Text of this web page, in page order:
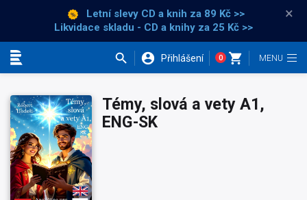
Letní slevy CD a knih za 89 Kč >>
Likvidace skladu - CD a knihy za 25 Kč >>
×
Přihlášení 0
Témy, slová a vety A1,
ENG-SK